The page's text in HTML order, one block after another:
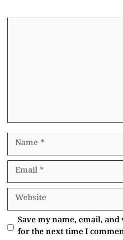
Name
Email
Website
Save my name, email,
for the next time I